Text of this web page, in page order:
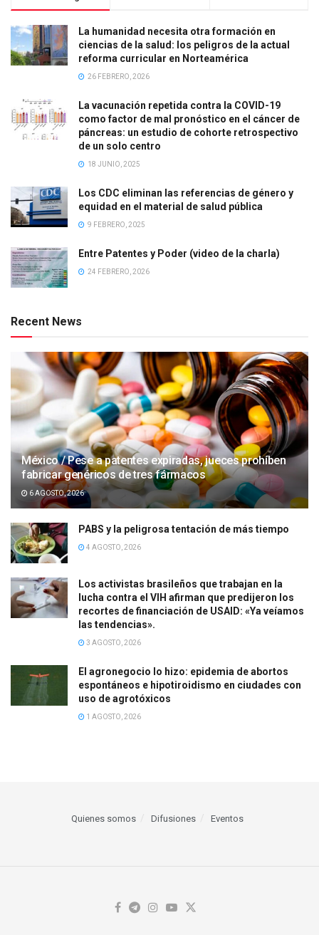
La humanidad necesita otra formación en
ciencias de la salud: los peligros de la actual
reforma curricular en Norteamérica
26 FEBRERO, 2026
La vacunación repetida contra la COVID-19
como factor de mal pronóstico en el cáncer de
páncreas: un estudio de cohorte retrospectivo
de un solo centro
18 JUNIO, 2025
Los CDC eliminan las referencias de género y
equidad en el material de salud pública
9 FEBRERO, 2025
Entre Patentes y Poder (video de la charla)
24 FEBRERO, 2026
Recent News
México / Pese a patentes expiradas, jueces prohíben
fabricar genéricos de tres fármacos
6 AGOSTO, 2026
PABS y la peligrosa tentación de más tiempo
4 AGOSTO, 2026
Los activistas brasileños que trabajan en la
lucha contra el VIH afirman que predijeron los
recortes de financiación de USAID: «Ya veíamos
las tendencias».
3 AGOSTO, 2026
El agronegocio lo hizo: epidemia de abortos
espontáneos e hipotiroidismo en ciudades con
uso de agrotóxicos
1 AGOSTO, 2026
Quienes somos Difusiones Eventos